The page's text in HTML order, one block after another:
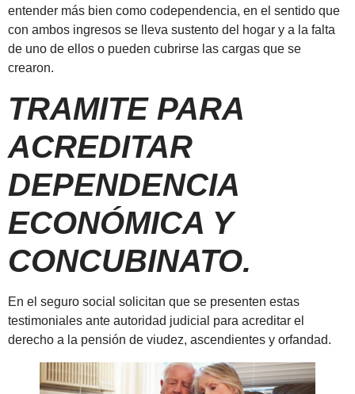
entender más bien como codependencia, en el sentido que
con ambos ingresos se lleva sustento del hogar y a la falta
de uno de ellos o pueden cubrirse las cargas que se
crearon.
TRAMITE PARA
ACREDITAR
DEPENDENCIA
ECONÓMICA Y
CONCUBINATO.
En el seguro social solicitan que se presenten estas
testimoniales ante autoridad judicial para acreditar el
derecho a la pensión de viudez, ascendientes y orfandad.